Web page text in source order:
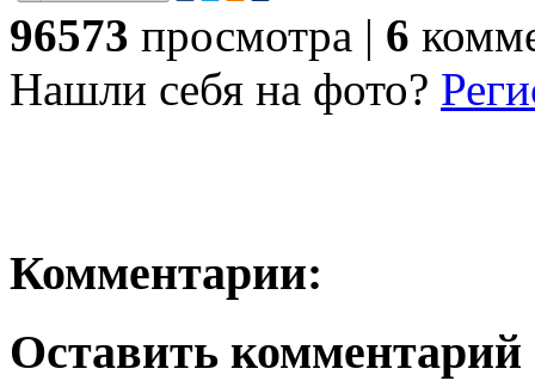
96573 просмотра | 6
Нашли себя на фото?
Комментарии:
Оставить комментарий